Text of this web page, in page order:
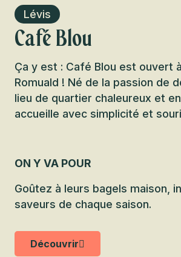
Lévis
Café Blou
Ça y est : Café Blou est ouvert
Romuald ! Né de la passion de
lieu de quartier chaleureux et
accueille avec simplicité et
ON Y VA POUR
Goûtez à leurs bagels maison,
saveurs de chaque saison.
Découvrir